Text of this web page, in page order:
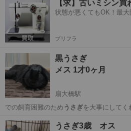
障のうさぎ さんがそのままにな…
【求】古いミシン
状態が悪くてもOK！最
プリフラ
黒うさぎ
メス 1才0ヶ月
扇大橋駅
での飼育困難のため うさぎを大事にしてく
東京 足立区 扇大橋駅 その他
うさぎ3歳 オス